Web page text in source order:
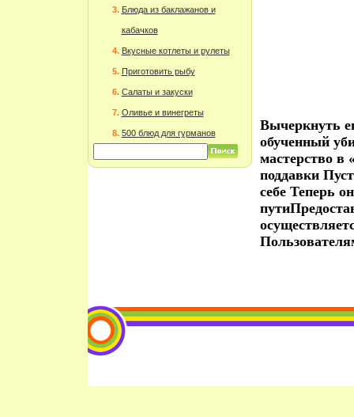
Блюда из баклажанов и
кабачков
Вкусные котлеты и рулеты
Приготовить рыбу
Салаты и закуски
Оливье и винегреты
500 блюд для гурманов
Вычеркнуть
обученный
мастерство в
поддавки
себе Теперь